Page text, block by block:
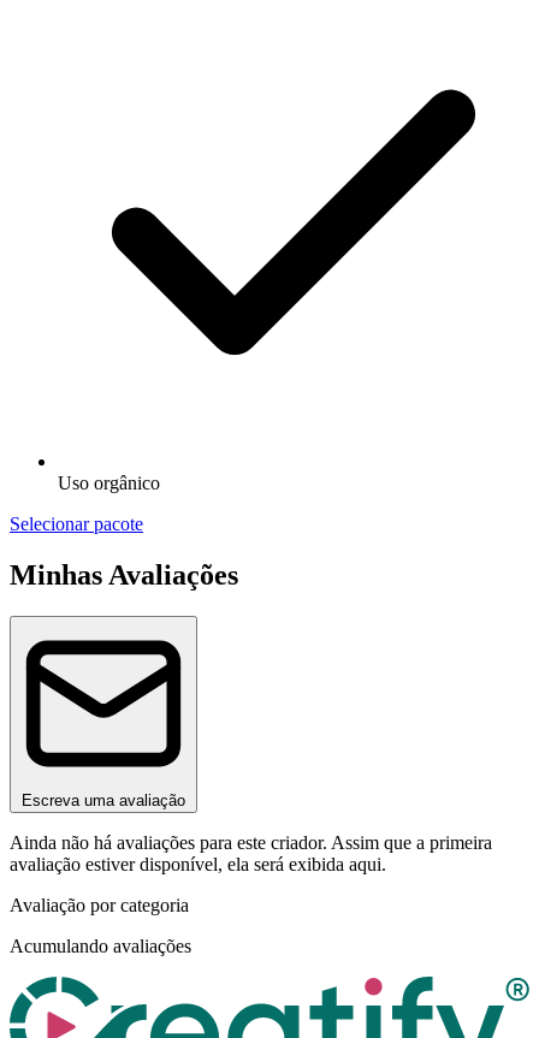
Uso orgânico
Selecionar pacote
Minhas Avaliações
Escreva uma avaliação
Ainda não há avaliações para este criador. Assim que a primeira
avaliação estiver disponível, ela será exibida aqui.
Avaliação por categoria
Acumulando avaliações